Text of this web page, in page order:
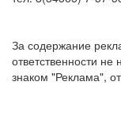
За содержание
ответственности не
знаком "Реклама",